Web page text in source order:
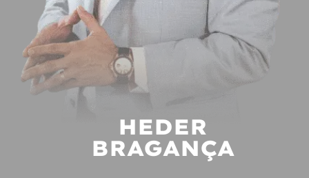
HEDER
BRAGANÇA